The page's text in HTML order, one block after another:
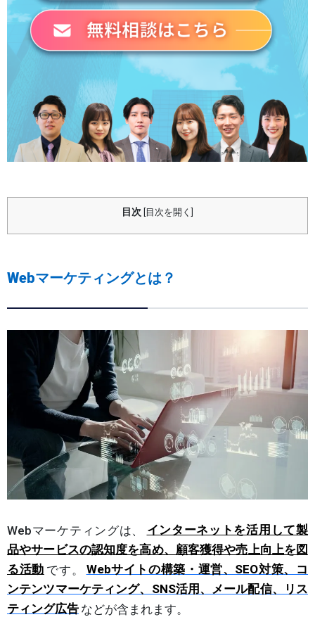
目次 目次を開く
Webマーケティングとは？
Webマーケティングは、
インターネットを活用して製
品やサービスの認知度を高め、顧客獲得や売上向上を図
る活動 です。
Webサイトの構築・運営、SEO対策、コ
ンテンツマーケティング、SNS活用、メール配信、リス
ティング広告 などが含まれます。